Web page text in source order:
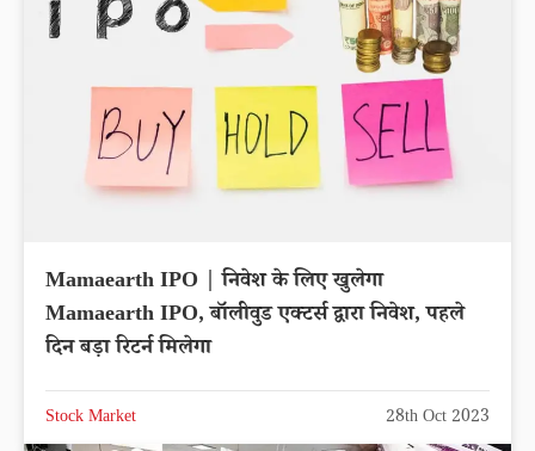
Mamaearth IPO | निवेश के लिए खुलेगा
Mamaearth IPO, बॉलीवुड एक्टर्स द्वारा निवेश, पहले
दिन बड़ा रिटर्न मिलेगा
Stock Market 28th Oct 2023